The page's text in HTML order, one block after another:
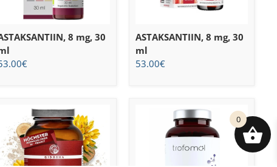
8 mg, 30
€
ASTAKSANTIIN, 8 mg, 30
ml
53.00€
0